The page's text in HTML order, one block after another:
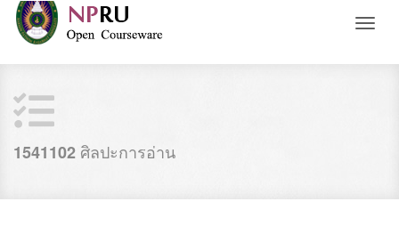
1541102 ศิลปะการอ่าน